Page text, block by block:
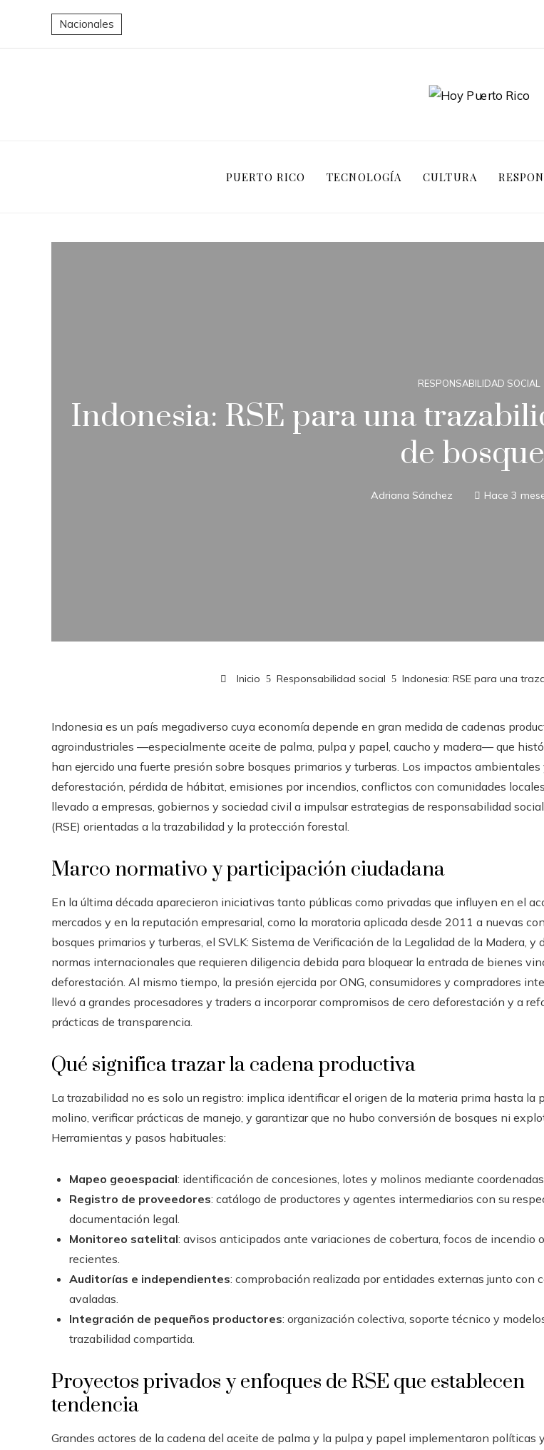
Nacionales
PUERTO RICO TECNOLOGÍA CULTURA
RESPONSABILIDAD SOCIAL
Indonesia: RSE para una
de
Adriana Sánchez Hace 3
Inicio Responsabilidad social Indonesia: RSE para una
Indonesia es un país megadiverso cuya economía depende en gran medida de cadenas
agroindustriales —especialmente aceite de palma, pulpa y papel, caucho y madera— que
han ejercido una fuerte presión sobre bosques primarios y turberas. Los impactos
deforestación, pérdida de hábitat, emisiones por incendios, conflictos con comunidades
llevado a empresas, gobiernos y sociedad civil a impulsar estrategias de responsabilidad
(RSE) orientadas a la trazabilidad y la protección forestal.
Marco normativo y participación ciudadana
En la última década aparecieron iniciativas tanto públicas como privadas que influyen en el
mercados y en la reputación empresarial, como la moratoria aplicada desde 2011 a nuevas
bosques primarios y turberas, el SVLK: Sistema de Verificación de la Legalidad de la Madera, y
normas internacionales que requieren diligencia debida para bloquear la entrada de bienes
deforestación. Al mismo tiempo, la presión ejercida por ONG, consumidores y compradores
llevó a grandes procesadores y traders a incorporar compromisos de cero deforestación y a
prácticas de transparencia.
Qué significa trazar la cadena productiva
La trazabilidad no es solo un registro: implica identificar el origen de la materia prima hasta la
molino, verificar prácticas de manejo, y garantizar que no hubo conversión de bosques ni
Herramientas y pasos habituales:
Mapeo geoespacial: identificación de concesiones, lotes y molinos mediante coordenadas
Registro de proveedores: catálogo de productores y agentes intermediarios con su
documentación legal.
Monitoreo satelital: avisos anticipados ante variaciones de cobertura, focos de incendio
recientes.
Auditorías e independientes: comprobación realizada por entidades externas junto con
avaladas.
Integración de pequeños productores: organización colectiva, soporte técnico y
trazabilidad compartida.
Proyectos privados y enfoques de RSE que establecen
tendencia
Grandes actores de la cadena del aceite de palma y la pulpa y papel implementaron políticas